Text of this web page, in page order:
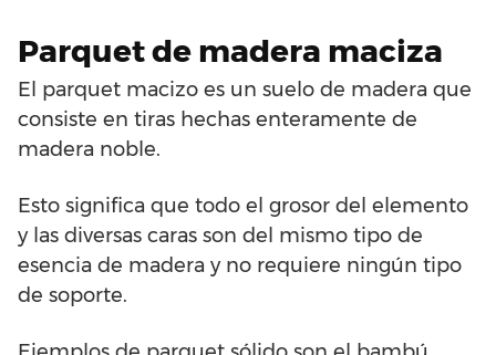
Parquet de madera maciza
El parquet macizo es un suelo de madera que
consiste en tiras hechas enteramente de
madera noble.
Esto significa que todo el grosor del elemento
y las diversas caras son del mismo tipo de
esencia de madera y no requiere ningún tipo
de soporte.